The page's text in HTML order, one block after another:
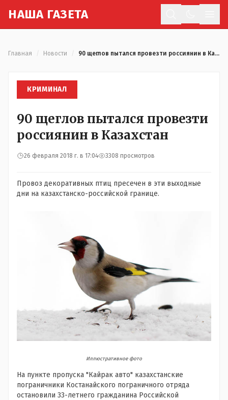
НАША ГАЗЕТА
Главная Новости 90 щеглов пытался провезти россиянин в Казахстан
КРИМИНАЛ
90 щеглов пытался провезти
россиянин в Казахстан
26 февраля 2018 г. в 17:04 3308 просмотров
Провоз декоративных птиц пресечен в эти выходные
дни на казахстанско-российской границе.
Иллюстративное фото
На пункте пропуска "Кайрак авто" казахстанские
пограничники Костанайского пограничного отряда
остановили 33-летнего гражданина Российской